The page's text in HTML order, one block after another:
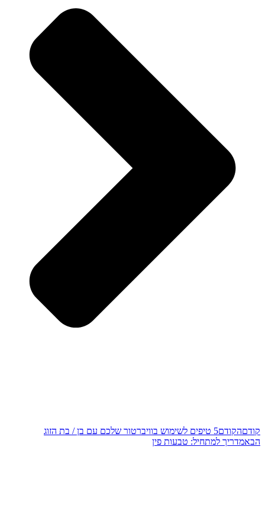
קודםהקודם5 טיפים לשימוש בוויברטור שלכם עם בן / בת הזוג
הבאמדריך למתחיל: טבעות פין